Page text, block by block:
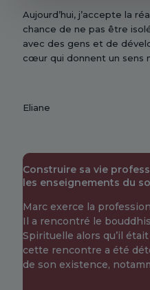
Aujourd’hui, j’accepte la
chance de ne pas être
avec des gens et de
cœur qui donnent un sens
Eliane
Construire sa vie
les enseignements du
Marc exerce la
Il a rencontré le
Spirituelle alors qu’il
cette rencontre a été
de son existence,